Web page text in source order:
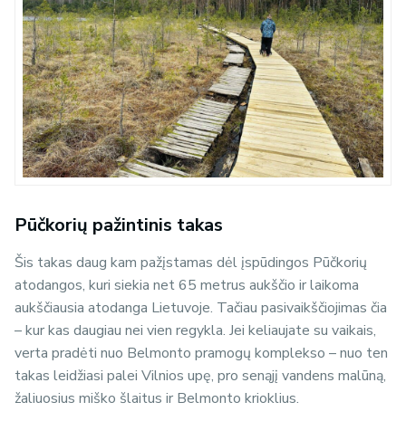
Pūčkorių pažintinis takas
Šis takas daug kam pažįstamas dėl įspūdingos Pūčkorių
atodangos, kuri siekia net 65 metrus aukščio ir laikoma
aukščiausia atodanga Lietuvoje. Tačiau pasivaikščiojimas čia
– kur kas daugiau nei vien regykla. Jei keliaujate su vaikais,
verta pradėti nuo Belmonto pramogų komplekso – nuo ten
takas leidžiasi palei Vilnios upę, pro senąjį vandens malūną,
žaliuosius miško šlaitus ir Belmonto krioklius.